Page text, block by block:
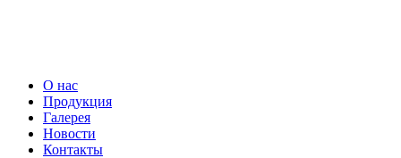
О нас
Продукция
Галерея
Новости
Контакты